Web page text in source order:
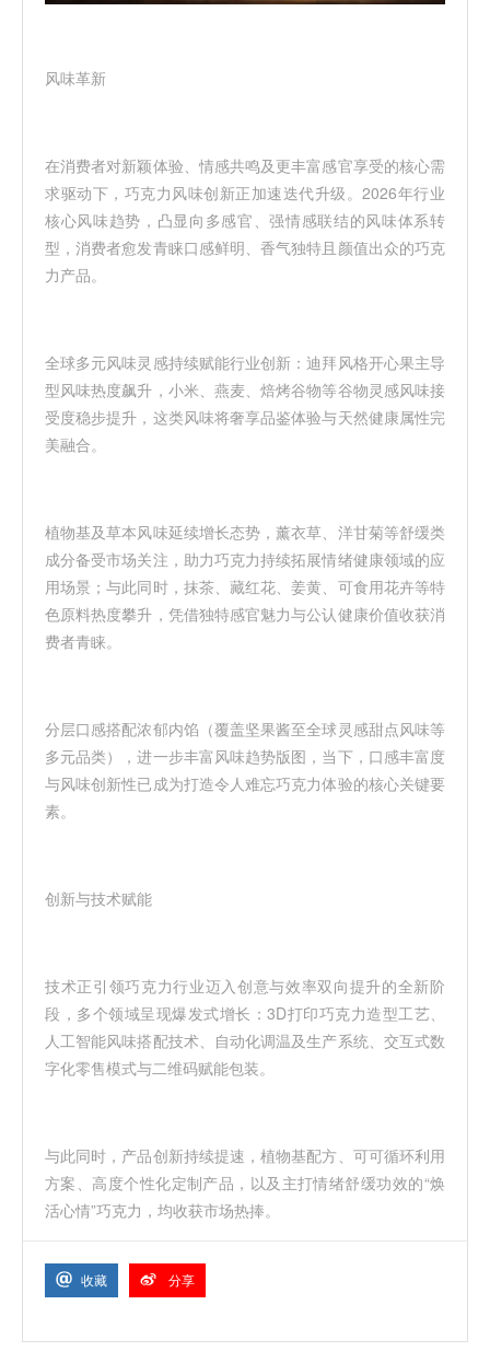
风味革新
在消费者对新颖体验、情感共鸣及更丰富感官享受的核心需
求驱动下，巧克力风味创新正加速迭代升级。2026年行业
核心风味趋势，凸显向多感官、强情感联结的风味体系转
型，消费者愈发青睐口感鲜明、香气独特且颜值出众的巧克
力产品。
全球多元风味灵感持续赋能行业创新：迪拜风格开心果主导
型风味热度飙升，小米、燕麦、焙烤谷物等谷物灵感风味接
受度稳步提升，这类风味将奢享品鉴体验与天然健康属性完
美融合。
植物基及草本风味延续增长态势，薰衣草、洋甘菊等舒缓类
成分备受市场关注，助力巧克力持续拓展情绪健康领域的应
用场景；与此同时，抹茶、藏红花、姜黄、可食用花卉等特
色原料热度攀升，凭借独特感官魅力与公认健康价值收获消
费者青睐。
分层口感搭配浓郁内馅（覆盖坚果酱至全球灵感甜点风味等
多元品类），进一步丰富风味趋势版图，当下，口感丰富度
与风味创新性已成为打造令人难忘巧克力体验的核心关键要
素。
创新与技术赋能
技术正引领巧克力行业迈入创意与效率双向提升的全新阶
段，多个领域呈现爆发式增长：3D打印巧克力造型工艺、
人工智能风味搭配技术、自动化调温及生产系统、交互式数
字化零售模式与二维码赋能包装。
与此同时，产品创新持续提速，植物基配方、可可循环利用
方案、高度个性化定制产品，以及主打情绪舒缓功效的“焕
活心情”巧克力，均收获市场热捧。
收藏 分享